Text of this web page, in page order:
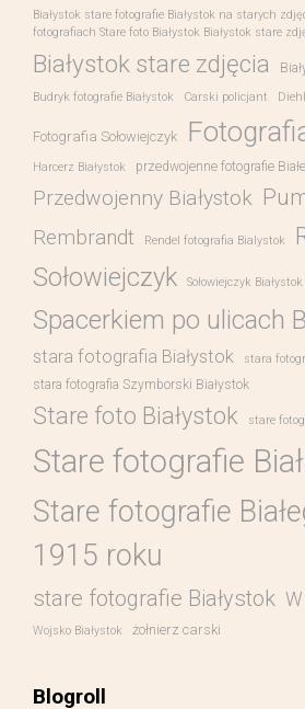
Białystok stare fotografie Białystok na starych
fotografiach Stare foto Białystok Białystok stare
Białystok stare zdjęcia
Budryk fotografie Białystok Carski policjant
Fotografia Sołowiejczyk
Harcerz Białystok przedwojenne fotografie
Przedwojenny Białystok
Rembrandt Rendel fotografia Bialystok
Sołowiejczyk Sołowiejczyk Białystok
Spacerkiem po ulicach
stara fotografia Białystok stara
stara fotografia Szymborski Białystok
Stare foto Białystok stare
Stare fotografie
Stare fotografie
1915 roku
stare fotografie Białystok
Wojsko Białystok żołnierz carski
Blogroll